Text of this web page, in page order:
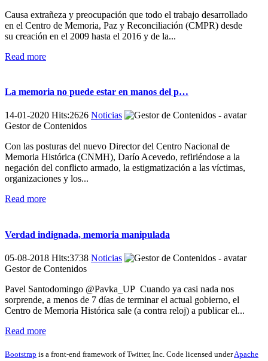
Causa extrañeza y preocupación que todo el trabajo desarrollado
en el Centro de Memoria, Paz y Reconciliación (CMPR) desde
su creación en el 2009 hasta el 2016 y de la...
Read more
La memoria no puede estar en manos del p…
14-01-2020 Hits:2626 Noticias
Gestor de Contenidos
Con las posturas del nuevo Director del Centro Nacional de
Memoria Histórica (CNMH), Darío Acevedo, refiriéndose a la
negación del conflicto armado, la estigmatización a las víctimas,
organizaciones y los...
Read more
Verdad indignada, memoria manipulada
05-08-2018 Hits:3738 Noticias
Gestor de Contenidos
Pavel Santodomingo @Pavka_UP Cuando ya casi nada nos
sorprende, a menos de 7 días de terminar el actual gobierno, el
Centro de Memoria Histórica sale (a contra reloj) a publicar el...
Read more
Bootstrap is a front-end framework of Twitter, Inc. Code licensed underApache